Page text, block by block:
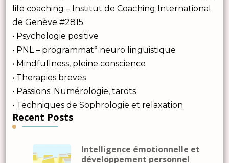
life coaching – Institut de Coaching International
de Genève #2815
• Psychologie positive
• PNL – programmat° neuro linguistique
• Mindfullness, pleine conscience
• Therapies breves
• Passions: Numérologie, tarots
• Techniques de Sophrologie et relaxation
Recent Posts
Intelligence émotionnelle et
développement personnel